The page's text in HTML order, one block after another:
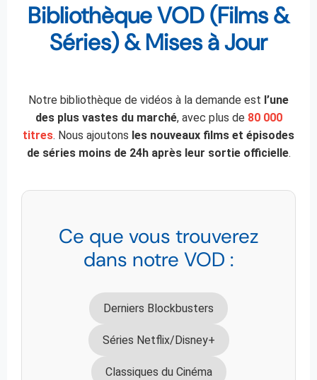
Bibliothèque VOD (Films &
Séries) & Mises à Jour
Notre bibliothèque de vidéos à la demande est l’une
des plus vastes du marché, avec plus de 80 000
titres. Nous ajoutons les nouveaux films et épisodes
de séries moins de 24h après leur sortie officielle.
Ce que vous trouverez
dans notre VOD :
Derniers Blockbusters
Séries Netflix/Disney+
Classiques du Cinéma